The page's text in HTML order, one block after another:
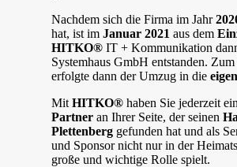
Nachdem sich die Firma im Jahr
hat, ist im Januar 2021 aus dem
HITKO® IT + Kommunikation
Systemhaus GmbH entstanden.
erfolgte dann der Umzug in die
Mit HITKO® haben Sie jederzeit
Partner an Ihrer Seite, der seinen
Plettenberg gefunden hat und als
und Sponsor nicht nur in der
große und wichtige Rolle spielt.